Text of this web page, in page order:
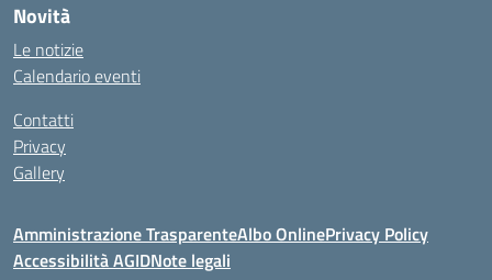
Novità
Le notizie
Calendario eventi
Contatti
Privacy
Gallery
Amministrazione TrasparenteAlbo OnlinePrivacy Policy
Accessibilità AGIDNote legali